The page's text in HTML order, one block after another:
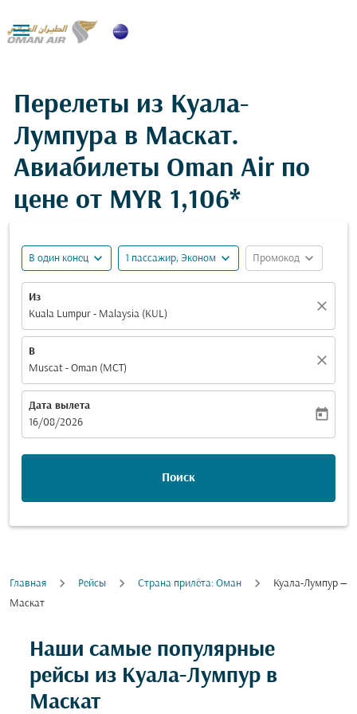

Перелеты из Куала-
Лумпура в Маскат.
Авиабилеты Oman Air по
цене от MYR 1,106*
В один конец expand_more 1 пассажир, Эконом expand_more Промокод expand_more
Из
Kuala Lumpur - Malaysia (KUL)
close
В
Muscat - Oman (MCT)
close
Дата вылета
fc-booking-departure-date-aria-label
16/08/2026
today
Поиск
Главная Рейсы Cтрана прилёта: Оман
Куала-Лумпур —
Маскат
Наши самые популярные
рейсы из Куала-Лумпур в
Маскат